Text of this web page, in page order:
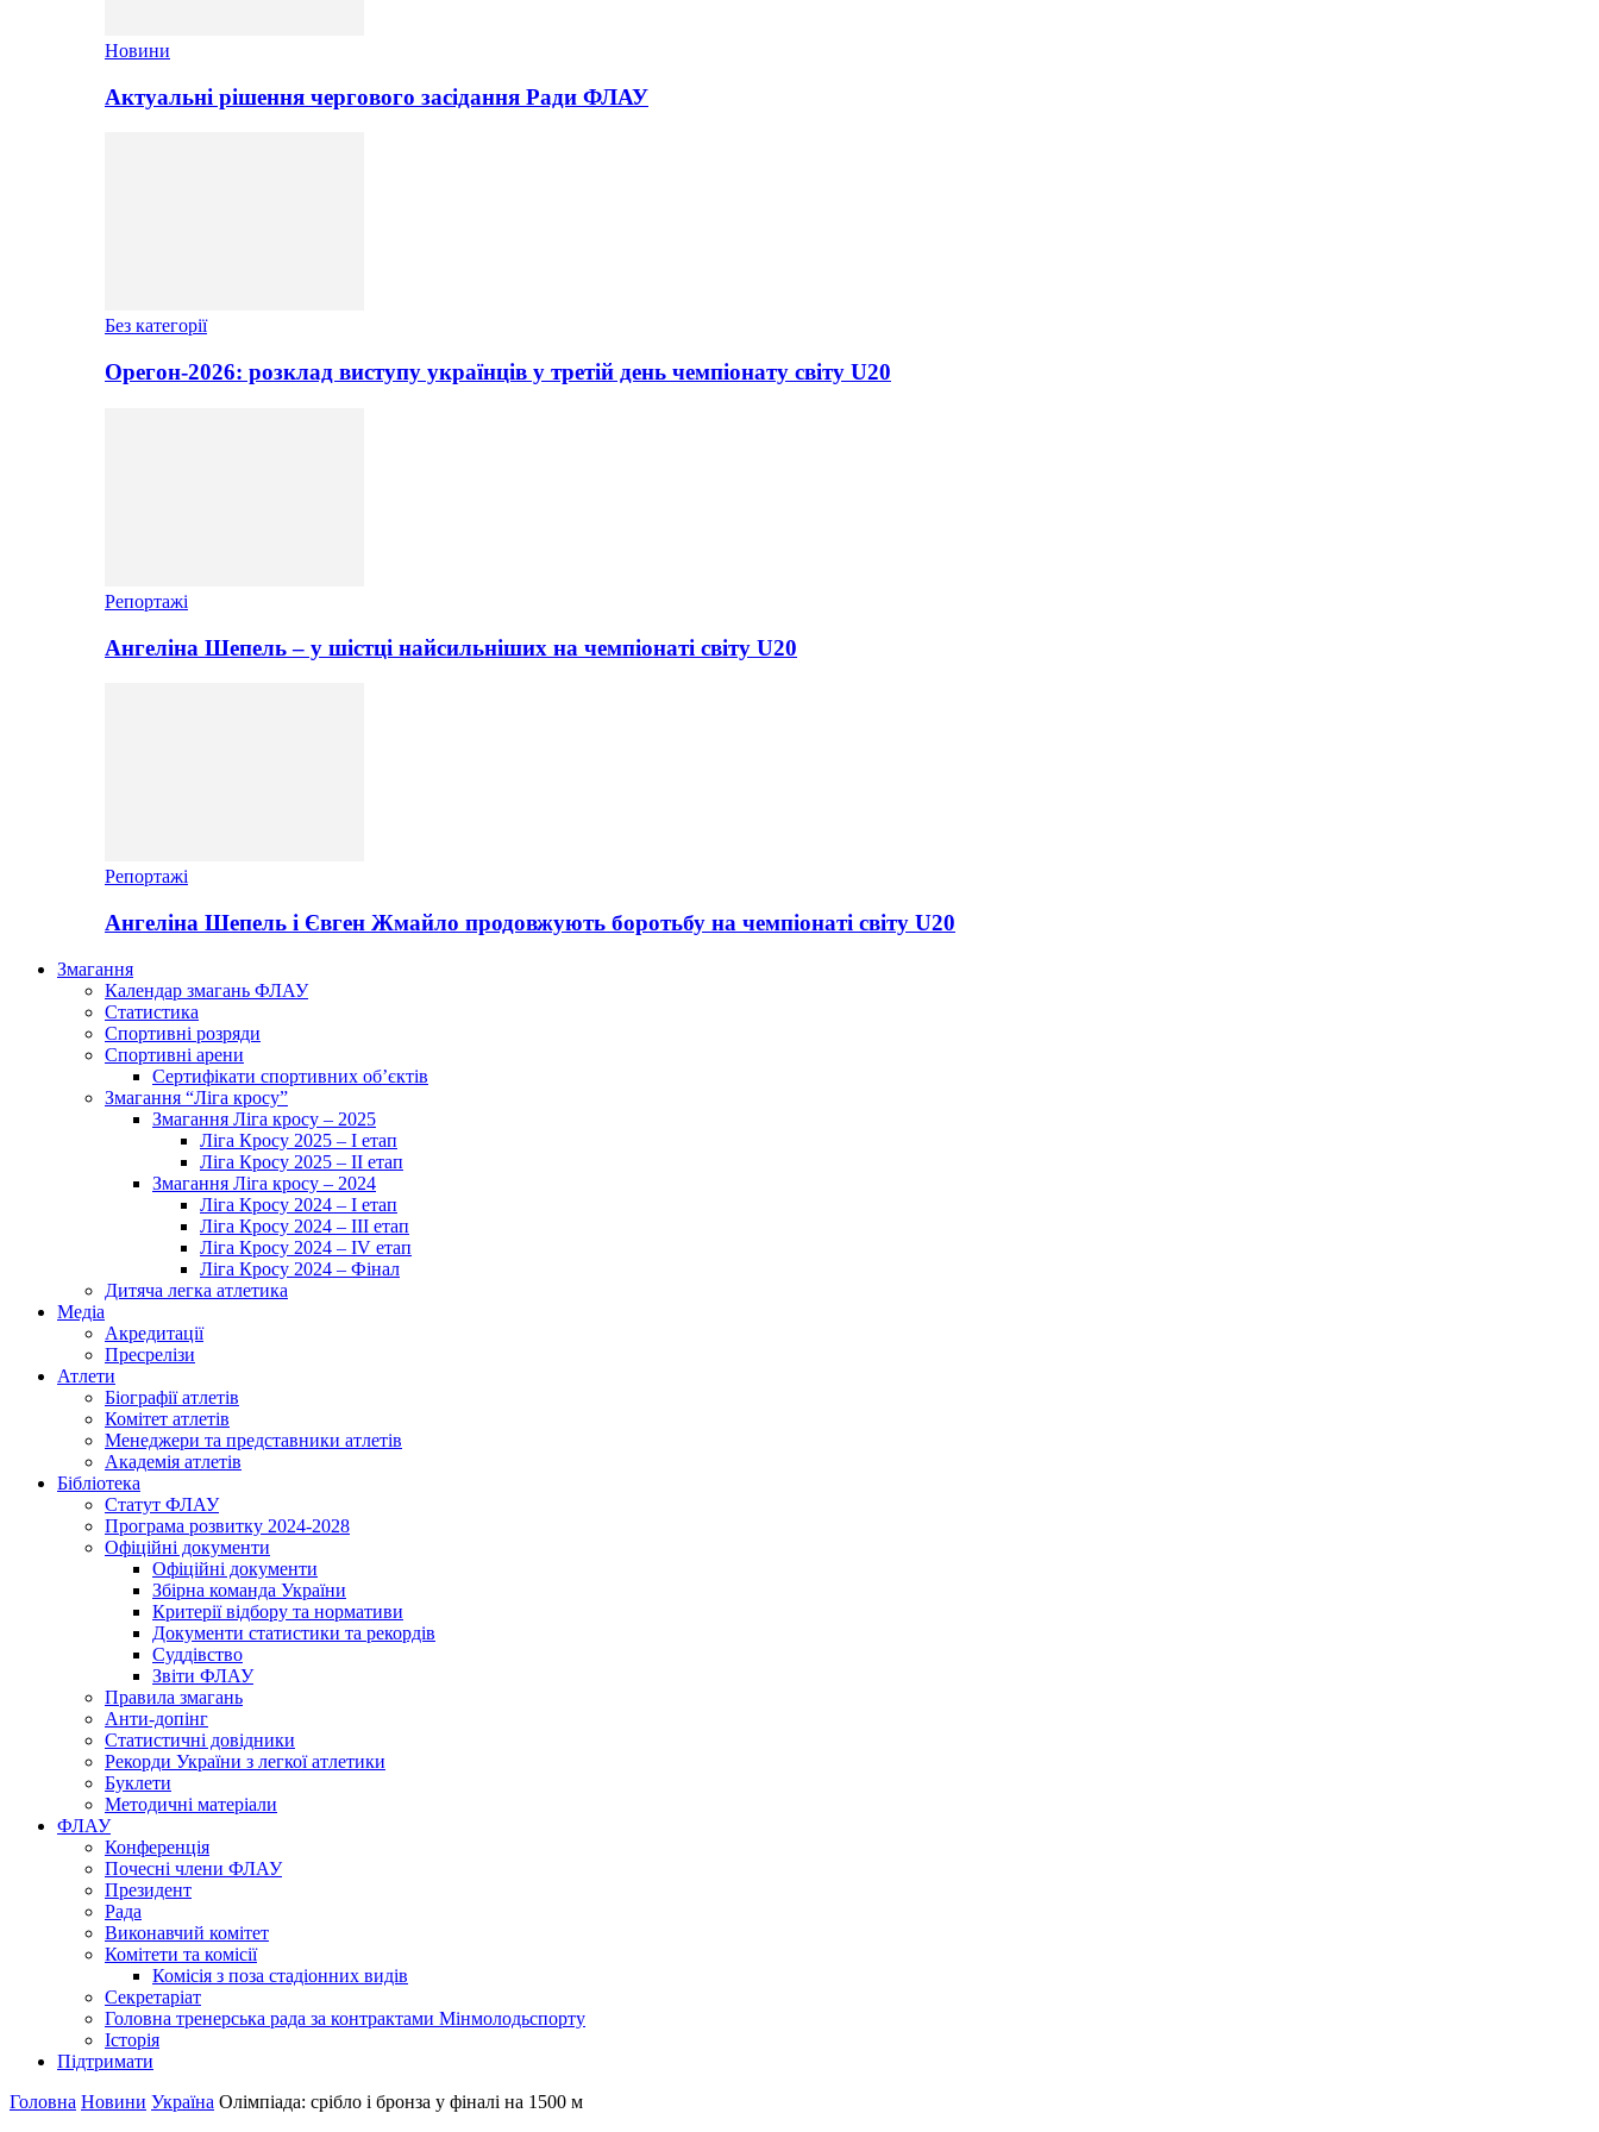
Новини
Актуальні рішення чергового засідання Ради ФЛАУ
Без категорії
Орегон-2026: розклад виступу українців у третій день чемпіонату світу U20
Репортажі
Ангеліна Шепель – у шістці найсильніших на чемпіонаті світу U20
Репортажі
Ангеліна Шепель і Євген Жмайло продовжують боротьбу на чемпіонаті світу U20
Змагання
Календар змагань ФЛАУ
Статистика
Спортивні розряди
Спортивні арени
Сертифікати спортивних об’єктів
Змагання “Ліга кросу”
Змагання Ліга кросу – 2025
Ліга Кросу 2025 – I етап
Ліга Кросу 2025 – II етап
Змагання Ліга кросу – 2024
Ліга Кросу 2024 – I етап
Ліга Кросу 2024 – III етап
Ліга Кросу 2024 – IV етап
Ліга Кросу 2024 – Фінал
Дитяча легка атлетика
Медіа
Акредитації
Пресрелізи
Атлети
Біографії атлетів
Комітет атлетів
Менеджери та представники атлетів
Академія атлетів
Бібліотека
Статут ФЛАУ
Програма розвитку 2024-2028
Офіційні документи
Офіційні документи
Збірна команда України
Критерії відбору та нормативи
Документи статистики та рекордів
Суддівство
Звіти ФЛАУ
Правила змагань
Анти-допінг
Статистичні довідники
Рекорди України з легкої атлетики
Буклети
Методичні матеріали
ФЛАУ
Конференція
Почесні члени ФЛАУ
Президент
Рада
Виконавчий комітет
Комітети та комісії
Комісія з поза стадіонних видів
Секретаріат
Головна тренерська рада за контрактами Мінмолодьспорту
Історія
Підтримати
Головна Новини Україна Олімпіада: срібло і бронза у фіналі на 1500 м